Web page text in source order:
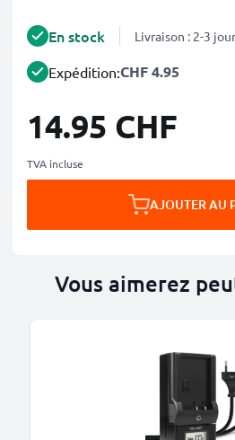
En stock Livraison : 2-3
Expédition:CHF 4.95
14.95 CHF
TVA incluse
AJOUTER AU
Vous aimerez